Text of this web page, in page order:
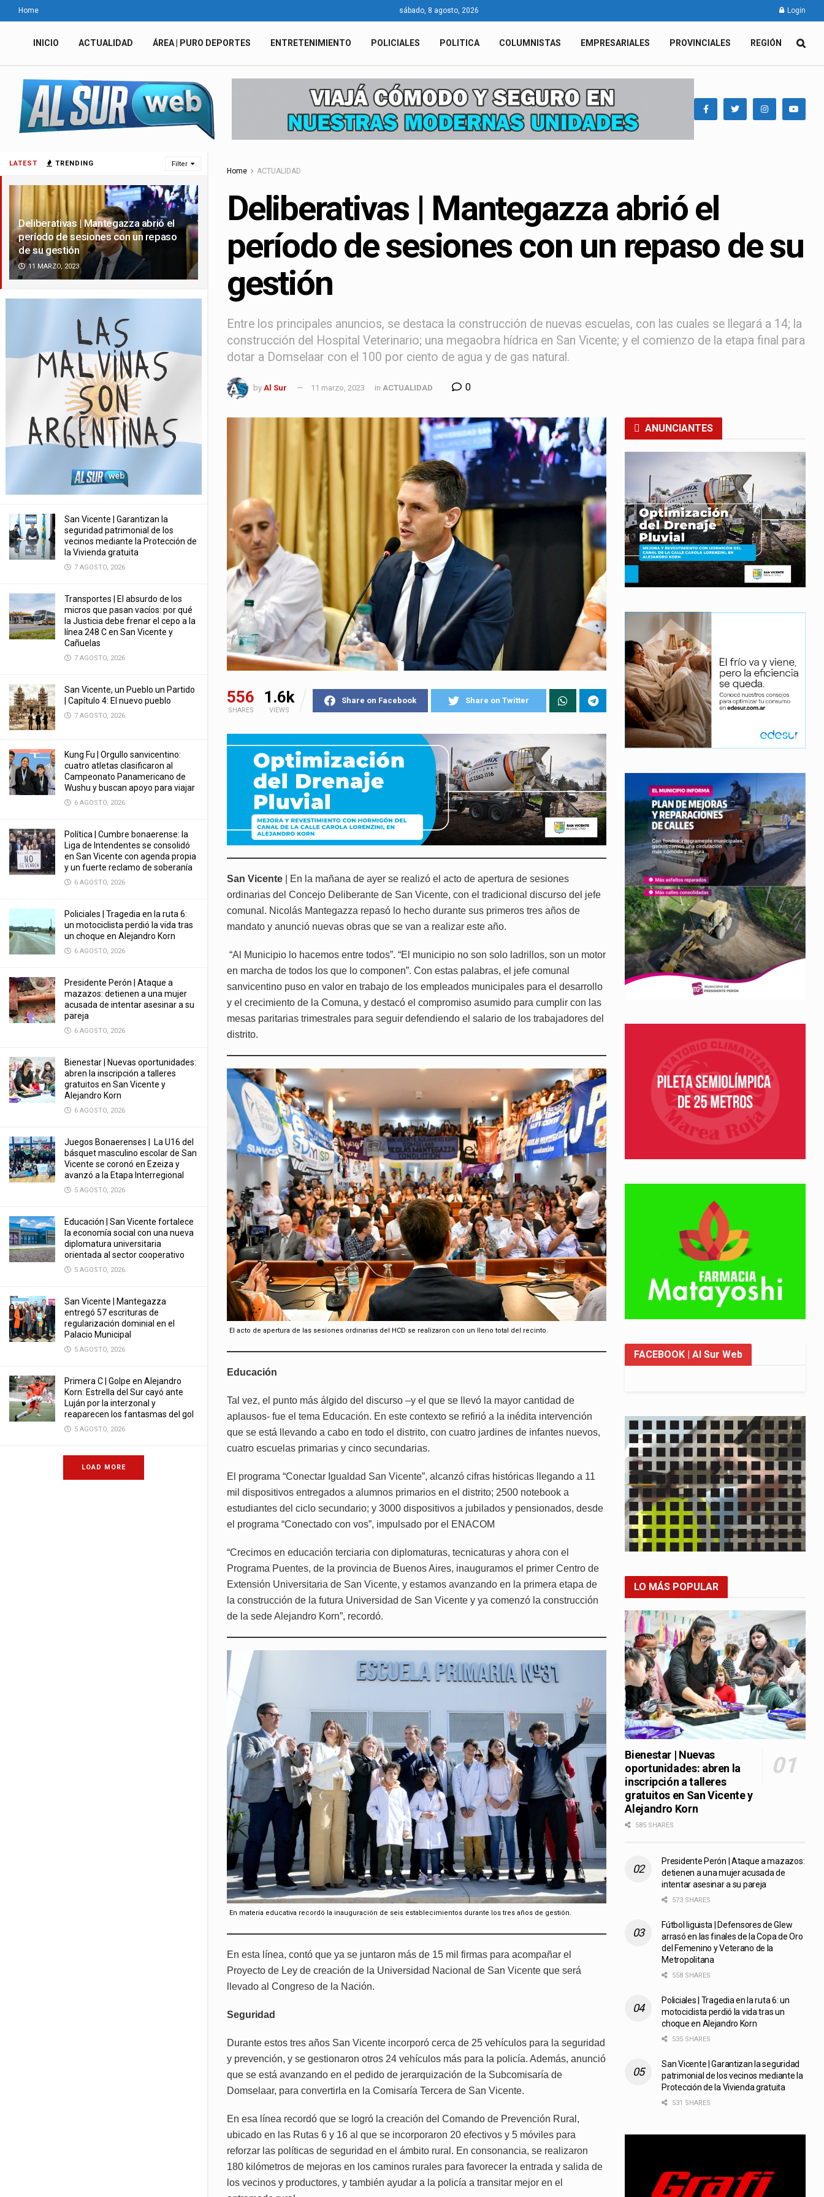
LATEST TRENDING Filter
Deliberativas | Mantegazza abrió el
período de sesiones con un repaso
de su gestión
11 MARZO, 2023
San Vicente | Garantizan la
seguridad patrimonial de los
vecinos mediante la Protección de
la Vivienda gratuita
7 AGOSTO, 2026
Transportes | El absurdo de los
micros que pasan vacíos: por qué
la Justicia debe frenar el cepo a la
línea 248 C en San Vicente y
Cañuelas
7 AGOSTO, 2026
San Vicente, un Pueblo un Partido
| Capítulo 4: El nuevo pueblo
7 AGOSTO, 2026
Kung Fu | Orgullo sanvicentino:
cuatro atletas clasificaron al
Campeonato Panamericano de
Wushu y buscan apoyo para viajar
6 AGOSTO, 2026
Política | Cumbre bonaerense: la
Liga de Intendentes se consolidó
en San Vicente con agenda propia
y un fuerte reclamo de soberanía
6 AGOSTO, 2026
Policiales | Tragedia en la ruta 6:
un motociclista perdió la vida tras
un choque en Alejandro Korn
6 AGOSTO, 2026
Presidente Perón | Ataque a
mazazos: detienen a una mujer
acusada de intentar asesinar a su
pareja
6 AGOSTO, 2026
Bienestar | Nuevas oportunidades:
abren la inscripción a talleres
gratuitos en San Vicente y
Alejandro Korn
6 AGOSTO, 2026
Juegos Bonaerenses | La U16 del
básquet masculino escolar de San
Vicente se coronó en Ezeiza y
avanzó a la Etapa Interregional
5 AGOSTO, 2026
Educación | San Vicente fortalece
la economía social con una nueva
diplomatura universitaria
orientada al sector cooperativo
5 AGOSTO, 2026
San Vicente | Mantegazza
entregó 57 escrituras de
regularización dominial en el
Palacio Municipal
5 AGOSTO, 2026
Primera C | Golpe en Alejandro
Korn: Estrella del Sur cayó ante
Luján por la interzonal y
reaparecen los fantasmas del gol
5 AGOSTO, 2026
LOAD MORE
Home sábado, 8 agosto, 2026 Login
INICIO ACTUALIDAD ÁREA | PURO DEPORTES ENTRETENIMIENTO POLICIALES POLITICA COLUMNISTAS EMPRESARIALES PROVINCIALES REGIÓN
Home ACTUALIDAD
Deliberativas | Mantegazza abrió el
período de sesiones con un repaso de su
gestión
Entre los principales anuncios, se destaca la construcción de nuevas escuelas, con las cuales se llegará a 14; la
construcción del Hospital Veterinario; una megaobra hídrica en San Vicente; y el comienzo de la etapa final para
dotar a Domselaar con el 100 por ciento de agua y de gas natural.
by Al Sur 11 marzo, 2023 in ACTUALIDAD 0
556
SHARES
1.6k
VIEWS
Share on Facebook Share on Twitter
San Vicente | En la mañana de ayer se realizó el acto de apertura de sesiones
ordinarias del Concejo Deliberante de San Vicente, con el tradicional discurso del jefe
comunal. Nicolás Mantegazza repasó lo hecho durante sus primeros tres años de
mandato y anunció nuevas obras que se van a realizar este año.
“Al Municipio lo hacemos entre todos”. “El municipio no son solo ladrillos, son un motor
en marcha de todos los que lo componen”. Con estas palabras, el jefe comunal
sanvicentino puso en valor en trabajo de los empleados municipales para el desarrollo
y el crecimiento de la Comuna, y destacó el compromiso asumido para cumplir con las
mesas paritarias trimestrales para seguir defendiendo el salario de los trabajadores del
distrito.
El acto de apertura de las sesiones ordinarias del HCD se realizaron con un lleno total del recinto.
Educación
Tal vez, el punto más álgido del discurso –y el que se llevó la mayor cantidad de
aplausos- fue el tema Educación. En este contexto se refirió a la inédita intervención
que se está llevando a cabo en todo el distrito, con cuatro jardines de infantes nuevos,
cuatro escuelas primarias y cinco secundarias.
El programa “Conectar Igualdad San Vicente”, alcanzó cifras históricas llegando a 11
mil dispositivos entregados a alumnos primarios en el distrito; 2500 notebook a
estudiantes del ciclo secundario; y 3000 dispositivos a jubilados y pensionados, desde
el programa “Conectado con vos”, impulsado por el ENACOM
“Crecimos en educación terciaria con diplomaturas, tecnicaturas y ahora con el
Programa Puentes, de la provincia de Buenos Aires, inauguramos el primer Centro de
Extensión Universitaria de San Vicente, y estamos avanzando en la primera etapa de
la construcción de la futura Universidad de San Vicente y ya comenzó la construcción
de la sede Alejandro Korn”, recordó.
En materia educativa recordó la inauguración de seis establecimientos durante los tres años de gestión.
En esta línea, contó que ya se juntaron más de 15 mil firmas para acompañar el
Proyecto de Ley de creación de la Universidad Nacional de San Vicente que será
llevado al Congreso de la Nación.
Seguridad
Durante estos tres años San Vicente incorporó cerca de 25 vehículos para la seguridad
y prevención, y se gestionaron otros 24 vehículos más para la policía. Además, anunció
que se está avanzando en el pedido de jerarquización de la Subcomisaría de
Domselaar, para convertirla en la Comisaría Tercera de San Vicente.
En esa línea recordó que se logró la creación del Comando de Prevención Rural,
ubicado en las Rutas 6 y 16 al que se incorporaron 20 efectivos y 5 móviles para
reforzar las políticas de seguridad en el ámbito rural. En consonancia, se realizaron
180 kilómetros de mejoras en los caminos rurales para favorecer la entrada y salida de
los vecinos y productores, y también ayudar a la policía a transitar mejor en el
ANUNCIANTES
FACEBOOK | Al Sur Web
LO MÁS POPULAR
Bienestar | Nuevas
oportunidades: abren la
inscripción a talleres
gratuitos en San Vicente y
Alejandro Korn
585 SHARES
Presidente Perón | Ataque a mazazos:
detienen a una mujer acusada de
intentar asesinar a su pareja
573 SHARES
Fútbol liguista | Defensores de Glew
arrasó en las finales de la Copa de Oro
del Femenino y Veterano de la
Metropolitana
558 SHARES
Policiales | Tragedia en la ruta 6: un
motociclista perdió la vida tras un
choque en Alejandro Korn
535 SHARES
San Vicente | Garantizan la seguridad
patrimonial de los vecinos mediante la
Protección de la Vivienda gratuita
531 SHARES